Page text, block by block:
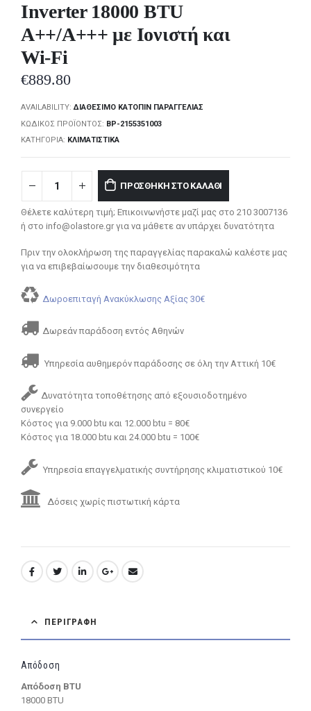
Inverter 18000 BTU
A++/A+++ με Ιονιστή και
Wi-Fi
€889.80
AVAILABILITY:ΔΙΑΘΈΣΙΜΟ ΚΑΤΌΠΙΝ ΠΑΡΑΓΓΕΛΊΑΣ
ΚΩΔΙΚΌΣ ΠΡΟΪΌΝΤΟΣ: BP-2155351003
ΚΑΤΗΓΟΡΊΑ: ΚΛΙΜΑΤΙΣΤΙΚΆ
ΠΡΟΣΘΉΚΗ ΣΤΟ ΚΑΛΆΘΙ
Θέλετε καλύτερη τιμή; Επικοινωνήστε μαζί μας στο 210 3007136
ή στο info@olastore.gr για να μάθετε αν υπάρχει δυνατότητα
Πριν την ολοκλήρωση της παραγγελίας παρακαλώ καλέστε μας
για να επιβεβαίωσουμε την διαθεσιμότητα
Δωροεπιταγή Ανακύκλωσης Αξίας 30€
Δωρεάν παράδοση εντός Αθηνών
Υπηρεσία αυθημερόν παράδοσης σε όλη την Αττική 10€
Δυνατότητα τοποθέτησης από εξουσιοδοτημένο
συνεργείο
Κόστος για 9.000 btu και 12.000 btu = 80€
Κόστος για 18.000 btu και 24.000 btu = 100€
Υπηρεσία επαγγελματικής συντήρησης κλιματιστικού 10€
Δόσεις χωρίς πιστωτική κάρτα
ΠΕΡΙΓΡΑΦΉ
Απόδοση
Απόδοση BTU
18000 BTU